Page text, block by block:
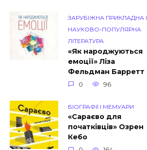
ЗАРУБІЖНА ПРИКЛАДНА І
НАУКОВО-ПОПУЛЯРНА
ЛІТЕРАТУРА
«Як народжуються
емоції» Ліза
Фельдман Барретт
0 96
БІОГРАФІЇ І МЕМУАРИ
«Сараєво для
початківців» Озрен
Кебо